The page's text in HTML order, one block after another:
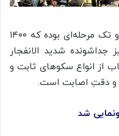
مرحله‌ای بوده که
جداشونده شدید الانفجار
از انواع سکوهای ثابت و
و دقتِ اصابت است.